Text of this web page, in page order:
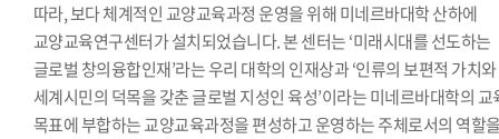
따라, 보다 체계적인 교양교육과정 운영을 위해 미네르바대학 산하에
교양교육연구센터가 설치되었습니다. 본 센터는 ‘미래시대를 선도하는
글로벌 창의융합인재’라는 우리 대학의 인재상과 ‘인류의 보편적 가치와
세계시민의 덕목을 갖춘 글로벌 지성인 육성’이라는 미네르바대학의 교
목표에 부합하는 교양교육과정을 편성하고 운영하는 주체로서의 역할